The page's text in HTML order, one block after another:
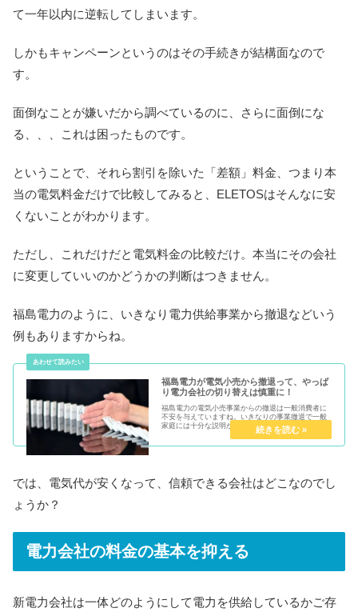
て一年以内に逆転してしまいます。
しかもキャンペーンというのはその手続きが結構面なので
す。
面倒なことが嫌いだから調べているのに、さらに面倒にな
る、、、これは困ったものです。
ということで、それら割引を除いた「差額」料金、つまり本
当の電気料金だけで比較してみると、ELETOSはそんなに安
くないことがわかります。
ただし、これだけだと電気料金の比較だけ。本当にその会社
に変更していいのかどうかの判断はつきません。
福島電力のように、いきなり電力供給事業から撤退などいう
例もありますからね。
福島電力が電気小売から撤退って、やっぱ
り電力会社の切り替えは慎重に！
福島電力の電気小売事業からの撤退は一般消費者に
不安を与えていますね。いきなりの事業撤退で一般
家庭には十分な説明がなさなれていないとか。2018
年4月25日には代理店向けに小売事業からの撤退につ
では、電気代が安くなって、信頼できる会社はどこなのでし
ょうか？
電力会社の料金の基本を抑える
新電力会社は一体どのようにして電力を供給しているかご存